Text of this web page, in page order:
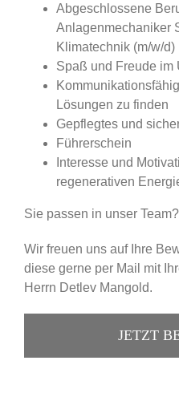
Abgeschlossene
Anlagenmechaniker
Klimatechnik (m/w/d)
Spaß und Freude im
Lösungen zu finden
Gepflegtes und
Führerschein
Interesse und
regenerativen
Sie passen in unser Team?
Wir freuen uns auf Ihre
diese gerne per Mail mit
Herrn Detlev Mangold.
JETZT